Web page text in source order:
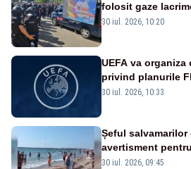
folosit gaze
Poporului face
30 iul. 2026, 10:20
UEFA va
privind planurile
Mondială
30 iul. 2026, 10:33
Șeful
avertisment
de înot la piscină
30 iul. 2026, 09:45